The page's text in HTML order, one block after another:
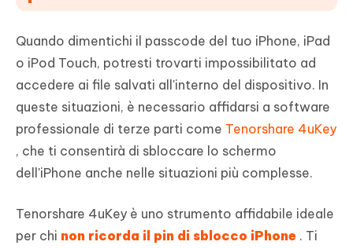
Quando dimentichi il passcode del tuo iPhone, iPad
o iPod Touch, potresti trovarti impossibilitato ad
accedere ai file salvati all'interno del dispositivo. In
queste situazioni, è necessario affidarsi a software
professionale di terze parti come Tenorshare 4uKey
, che ti consentirà di sbloccare lo schermo
dell'iPhone anche nelle situazioni più complesse.
Tenorshare 4uKey è uno strumento affidabile ideale
per chi non ricorda il pin di sblocco iPhone . Ti